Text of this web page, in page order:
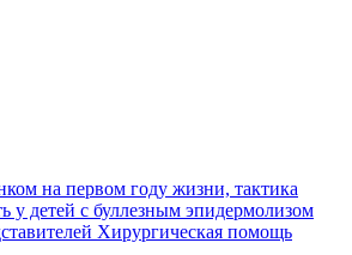
на первом году жизни, тактика
у детей с буллезным эпидермолизом
Хирургическая помощь